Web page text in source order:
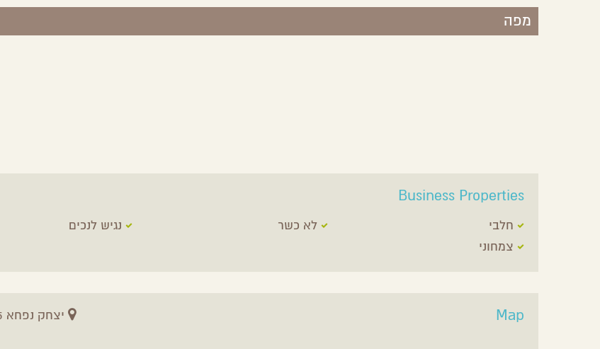
מפה
Business Properties
חלבי לא כשר
נגיש לנכים
צמחוני
Map יצחק נפחא 25, באר שבע